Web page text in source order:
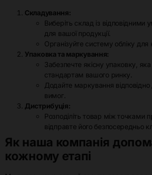
Складування:
Виберіть склад із відповідними
для вашої продукції.
Організуйте систему обліку для
Упаковка та маркування:
Забезпечте якісну упаковку, яка
стандартам вашого ринку.
Додайте маркування
вимог.
Дистрибуція:
Розподіліть товар між точками
відправте його безпосередньо
Як наша компанія
кожному етапі